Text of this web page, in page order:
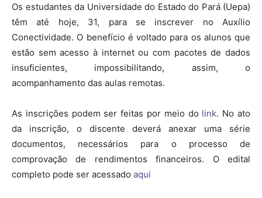
Os estudantes da Universidade do Estado do Pará (Uepa)
têm até hoje, 31, para se inscrever no Auxílio
Conectividade. O benefício é voltado para os alunos que
estão sem acesso à internet ou com pacotes de dados
insuficientes, impossibilitando, assim, o
acompanhamento das aulas remotas.
As inscrições podem ser feitas por meio do link. No ato
da inscrição, o discente deverá anexar uma série
documentos, necessários para o processo de
comprovação de rendimentos financeiros. O edital
completo pode ser acessado aqui